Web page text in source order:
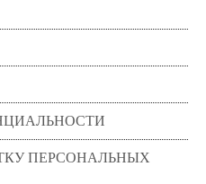
ПЕРСОНАЛЬНЫХ